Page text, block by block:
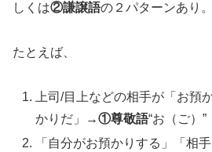
しくは②謙譲語の２パターンあり。
たとえば、
上司/目上などの相手が「お預
かりだ」→①尊敬語“お（ご）”
「自分がお預かりする」「相